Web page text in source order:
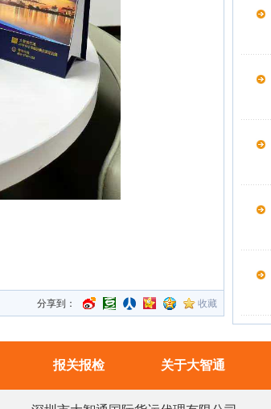
分享到： 收藏
报关报检 关于大智通